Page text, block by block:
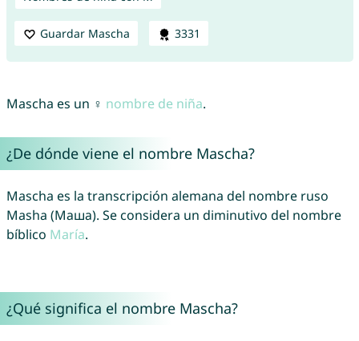
Guardar Mascha 3331
Mascha es un ♀ nombre de niña.
¿De dónde viene el nombre Mascha?
Mascha es la transcripción alemana del nombre ruso
Masha (Маша). Se considera un diminutivo del nombre
bíblico María.
¿Qué significa el nombre Mascha?